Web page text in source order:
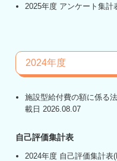
2025年度 アンケート集計
2024年度
施設型給付費の額に係る
載日 2026.08.07
自己評価集計表
2024年度 自己評価集計表